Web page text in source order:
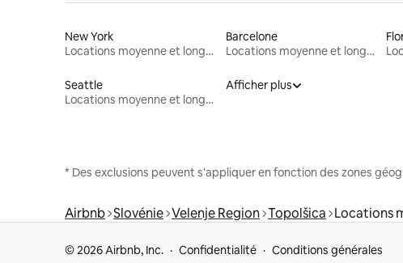
New York
Locations moyenne et longue durée
Barcelone
Locations moyenne et longue durée
Seattle
Locations moyenne et longue durée
Afficher plus
* Des exclusions peuvent s'appliquer en fonction des zones
Airbnb Slovénie Velenje Region Topolšica Locations
© 2026 Airbnb, Inc. Confidentialité Conditions générales